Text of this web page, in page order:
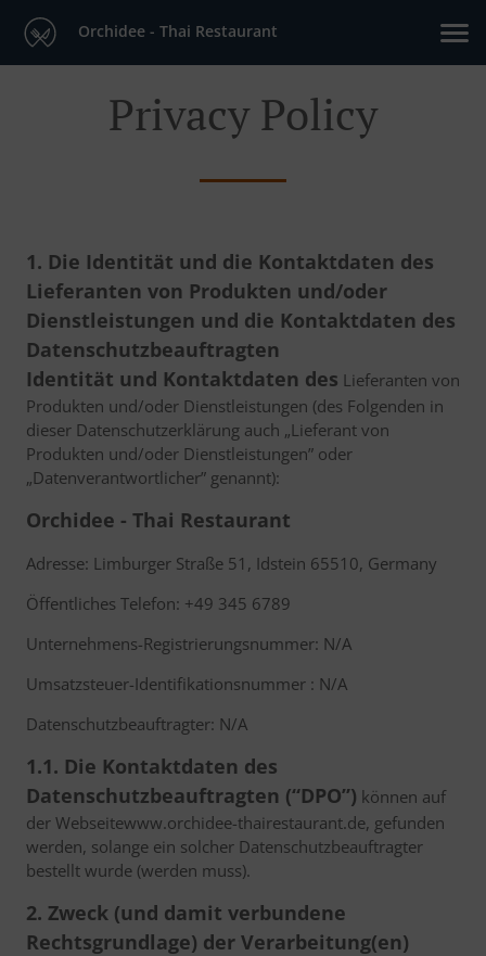
Orchidee - Thai Restaurant
Privacy Policy
1. Die Identität und die Kontaktdaten des
Lieferanten von Produkten und/oder
Dienstleistungen und die Kontaktdaten des
Datenschutzbeauftragten
Identität und Kontaktdaten des Lieferanten von
Produkten und/oder Dienstleistungen (des Folgenden in
dieser Datenschutzerklärung auch „Lieferant von
Produkten und/oder Dienstleistungen” oder
„Datenverantwortlicher” genannt):
Orchidee - Thai Restaurant
Adresse: Limburger Straße 51, Idstein 65510, Germany
Öffentliches Telefon: +49 345 6789
Unternehmens-Registrierungsnummer: N/A
Umsatzsteuer-Identifikationsnummer : N/A
Datenschutzbeauftragter: N/A
1.1. Die Kontaktdaten des
Datenschutzbeauftragten (“DPO”) können auf
der Webseitewww.orchidee-thairestaurant.de, gefunden
werden, solange ein solcher Datenschutzbeauftragter
bestellt wurde (werden muss).
2. Zweck (und damit verbundene
Rechtsgrundlage) der Verarbeitung(en)